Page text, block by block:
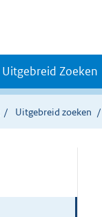
Uitgebreid Zoeken
Uitgebreid zoeken